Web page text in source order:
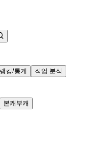
랭킹/통계
직업 분석
본캐부캐